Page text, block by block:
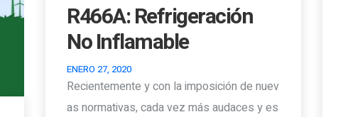
R466A: Refrigeración
No Inflamable
ENERO 27, 2020
Recientemente y con la imposición de nuev
as normativas, cada vez más audaces y es